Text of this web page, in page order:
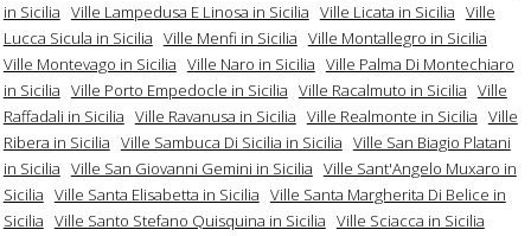
in Sicilia Ville Lampedusa E Linosa in Sicilia Ville Licata in Sicilia Ville
Lucca Sicula in Sicilia Ville Menfi in Sicilia Ville Montallegro in Sicilia
Ville Montevago in Sicilia Ville Naro in Sicilia Ville Palma Di Montechiaro
in Sicilia Ville Porto Empedocle in Sicilia Ville Racalmuto in Sicilia Ville
Raffadali in Sicilia Ville Ravanusa in Sicilia Ville Realmonte in Sicilia Ville
Ribera in Sicilia Ville Sambuca Di Sicilia in Sicilia Ville San Biagio Platani
in Sicilia Ville San Giovanni Gemini in Sicilia Ville Sant'Angelo Muxaro in
Sicilia Ville Santa Elisabetta in Sicilia Ville Santa Margherita Di Belice in
Sicilia Ville Santo Stefano Quisquina in Sicilia Ville Sciacca in Sicilia